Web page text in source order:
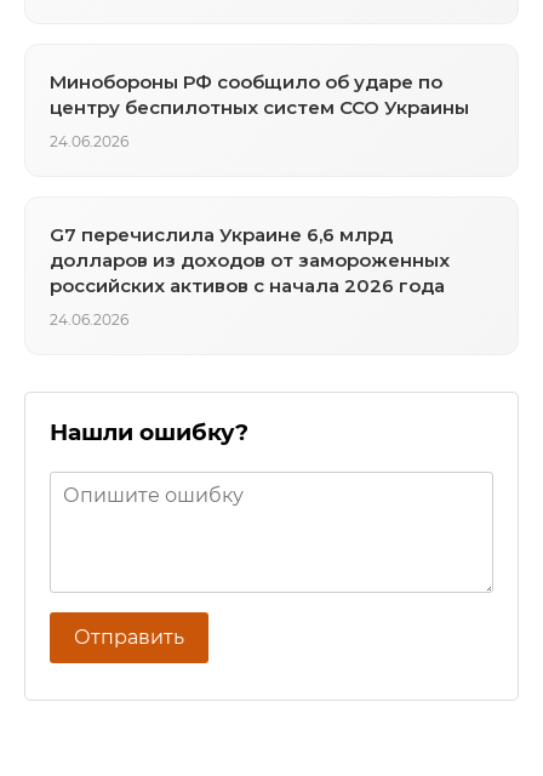
Минобороны РФ сообщило об ударе по
центру беспилотных систем ССО Украины
24.06.2026
G7 перечислила Украине 6,6 млрд
долларов из доходов от замороженных
российских активов с начала 2026 года
24.06.2026
Нашли ошибку?
Отправить